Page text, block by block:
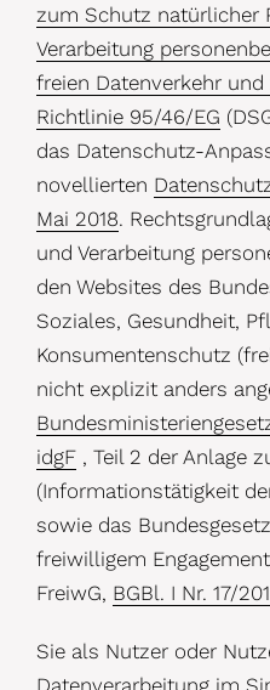
zum Schutz natürlicher
Verarbeitung
freien Datenverkehr
Richtlinie 95/46/EG
das Datenschutz-
novellierten
Mai 2018.
und Verarbeitung
den Websites des
Soziales, Gesundheit,
Konsumentenschutz
nicht explizit anders
idgF , Teil 2 der Anlage
(Informationstätigkeit
sowie das
freiwilligem
FreiwG, BGBl. I Nr. 17/
Sie als Nutzer oder
Datenverarbeitung im